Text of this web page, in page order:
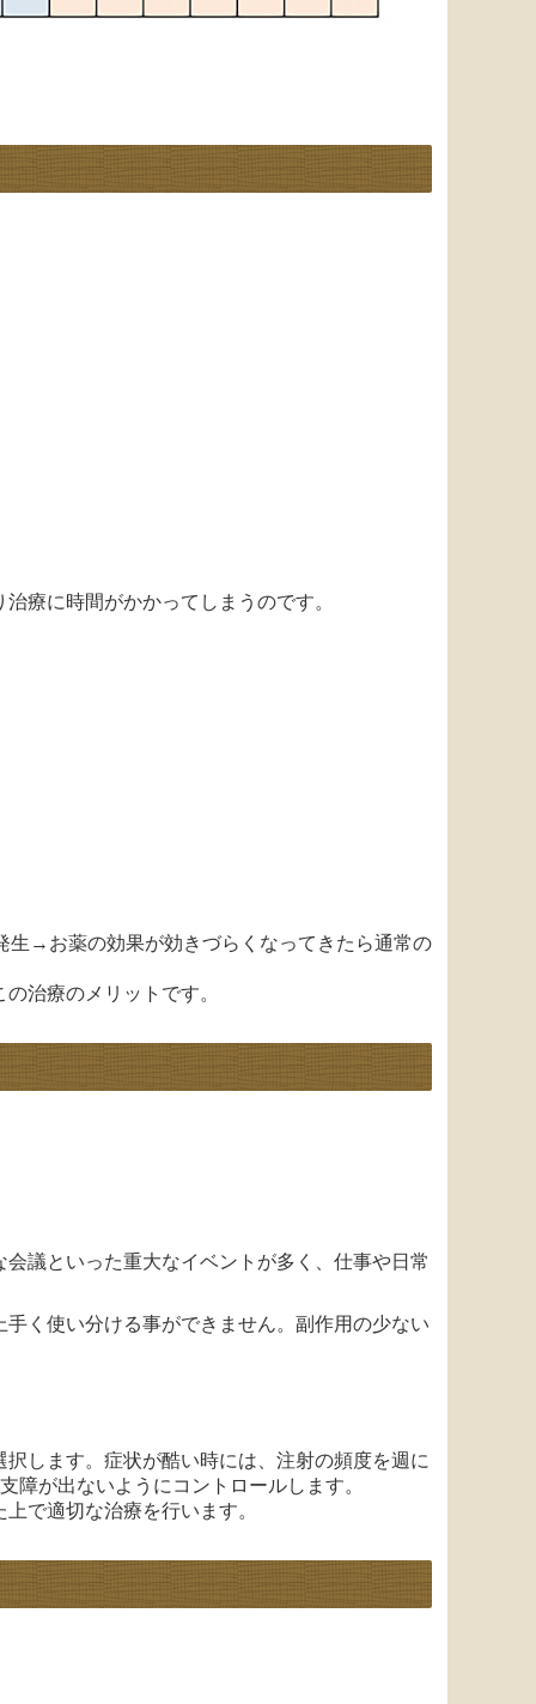
療に時間がかかってしまうのです。
生→お薬の効果が効きづらくなってきたら通常の
治療のメリットです。
議といった重大なイベントが多く、仕事や日常
く使い分ける事ができません。副作用の少ない
します。症状が酷い時には、注射の頻度を週に
障が出ないようにコントロールします。
で適切な治療を行います。